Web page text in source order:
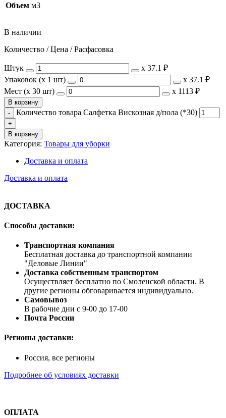
Объем м3
В наличии
Количество / Цена / Расфасовка
Штук х 37.1 ₽
Упаковок (x 1 шт)
х 37.1 ₽
Мест (x 30 шт)
х 1113 ₽
В корзину
Количество товара Салфетка Вискозная д/пола (*30)
В корзину
Категория: Товары для уборки
Доставка и оплата
Доставка и оплата
ДОСТАВКА
Способы доставки:
Транспортная компания
Бесплатная доставка до транспортной компании
"Деловые Линии"
Доставка собственным транспортом
Осуществляет бесплатно по Смоленской области. В
другие регионы обговаривается индивидуально.
Самовывоз
В рабочие дни с 9-00 до 17-00
Почта России
Регионы доставки:
Россия, все регионы
Подробнее об условиях доставки
ОПЛАТА